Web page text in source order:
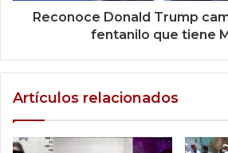
Reconoce Donald Trump
fentanilo que tiene
Artículos relacionados